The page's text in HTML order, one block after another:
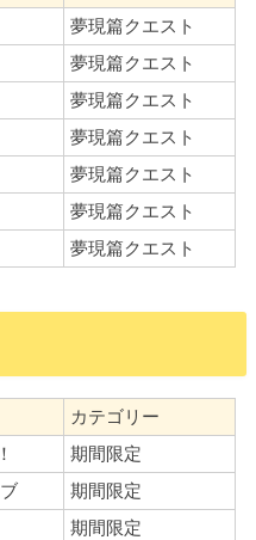
夢現篇クエスト
夢現篇クエスト
夢現篇クエスト
夢現篇クエスト
夢現篇クエスト
夢現篇クエスト
夢現篇クエスト
カテゴリー
期間限定
期間限定
期間限定